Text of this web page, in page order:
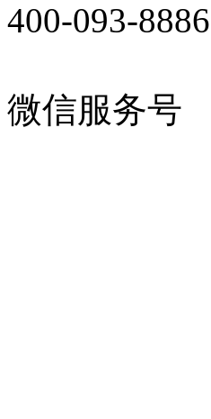
400-093-8886
微信服务号